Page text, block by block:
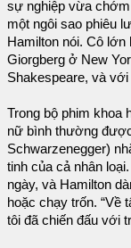
sự nghiệp vừa
một ngôi sao phiêu
Hamilton nói. Cô
Giorgberg ở New
Shakespeare, và với
Trong bộ phim khoa
nữ bình thường
Schwarzenegger)
tinh của cả nhân
ngày, và Hamilton
hoặc chạy trốn. “Về
tôi đã chiến đấu với